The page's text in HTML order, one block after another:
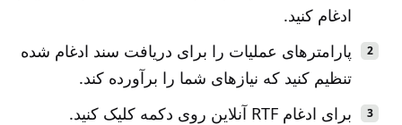
ادغام کنید.
پارامترهای عملیات را برای دریافت سند ادغام شده
تنظیم کنید که نیازهای شما را برآورده کند.
برای ادغام RTF آنلاین روی دکمه کلیک کنید.